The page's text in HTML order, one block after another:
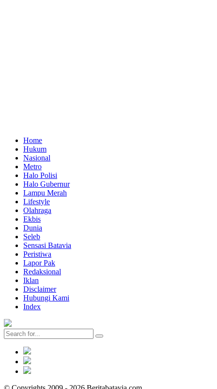
Home
Hukum
Nasional
Metro
Halo Polisi
Halo Gubernur
Lampu Merah
Lifestyle
Olahraga
Ekbis
Dunia
Seleb
Sensasi Batavia
Peristiwa
Lapor Pak
Redaksional
Iklan
Disclaimer
Hubungi Kami
Index